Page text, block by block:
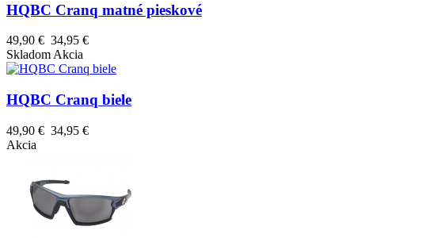
HQBC Cranq matné pieskové
49,90 € 34,95 €
Skladom Akcia
HQBC Cranq biele
49,90 € 34,95 €
Akcia